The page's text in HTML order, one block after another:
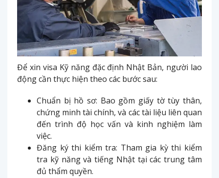
Để xin visa Kỹ năng đặc định Nhật Bản, người lao
động cần thực hiện theo các bước sau:
Chuẩn bị hồ sơ: Bao gồm giấy tờ tùy thân,
chứng minh tài chính, và các tài liệu liên quan
đến trình độ học vấn và kinh nghiệm làm
việc.
Đăng ký thi kiểm tra: Tham gia kỳ thi kiểm
tra kỹ năng và tiếng Nhật tại các trung tâm
đủ thẩm quyền.